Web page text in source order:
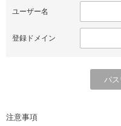
ユーザー名
登録ドメイン
注意事項